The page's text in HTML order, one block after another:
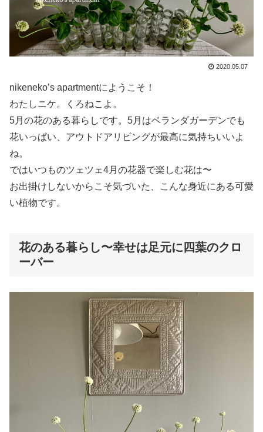
2020.05.07
nikeneko’s apartmentにようこそ！
わたしニケ。くろねこよ。
5月の花のある暮らしです。5月はベランダガーデンでも
花いっぱい、アウトドアリビングが最高に気持ちいいよ
ね。
ではいつものツェツェ4月の花器で楽しむ花は〜
お出掛けしないからこそ気づいた、こんな身近にある可愛
い植物です。
花のある暮らし〜幸せは足元に四葉のクロ
ーバー